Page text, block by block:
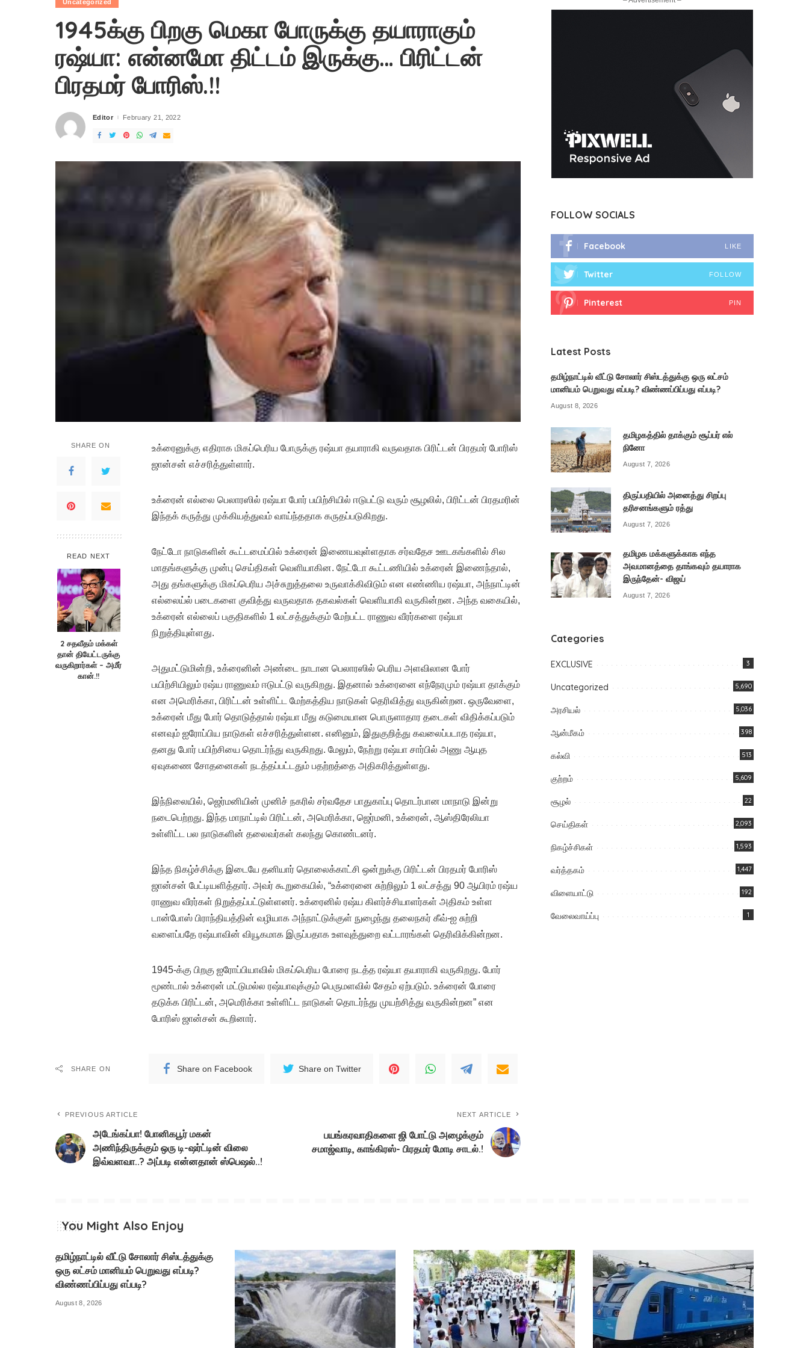
Uncategorized
1945க்கு பிறகு மெகா போருக்கு தயாராகும்
ரஷ்யா: என்னமோ திட்டம் இருக்கு… பிரிட்டன்
பிரதமர் போரிஸ்.!!
Posted
Editor February 21, 2022
SHARE ON
READ NEXT
2 சதவீதம் மக்கள்
தான் தியேட்டருக்கு
வருகிறார்கள் – அமீர்
கான்.!!
உக்ரைனுக்கு எதிராக மிகப்பெரிய போருக்கு ரஷ்யா தயாராகி வருவதாக பிரிட்டன் பிரதமர் போரிஸ்
ஜான்சன் எச்சரித்துள்ளார்.
உக்ரைன் எல்லை பெலாரஸில் ரஷ்யா போர் பயிற்சியில் ஈடுபட்டு வரும் சூழலில், பிரிட்டன் பிரதமரின்
இந்தக் கருத்து முக்கியத்துவம் வாய்ந்ததாக கருதப்படுகிறது.
நேட்டோ நாடுகளின் கூட்டமைப்பில் உக்ரைன் இணையவுள்ளதாக சர்வதேச ஊடகங்களில் சில
மாதங்களுக்கு முன்பு செய்திகள் வெளியாகின. நேட்டோ கூட்டணியில் உக்ரைன் இணைந்தால்,
அது தங்களுக்கு மிகப்பெரிய அச்சுறுத்தலை உருவாக்கிவிடும் என எண்ணிய ரஷ்யா, அந்நாட்டின்
எல்லைய்ல் படைகளை குவித்து வருவதாக தகவல்கள் வெளியாகி வருகின்றன. அந்த வகையில்,
உக்ரைன் எல்லைப் பகுதிகளில் 1 லட்சத்துக்கும் மேற்பட்ட ராணுவ வீரர்களை ரஷ்யா
நிறுத்தியுள்ளது.
அதுமட்டுமின்றி, உக்ரைனின் அண்டை நாடான பெலாரஸில் பெரிய அளவிலான போர்
பயிற்சியிலும் ரஷ்ய ராணுவம் ஈடுபட்டு வருகிறது. இதனால் உக்ரைனை எந்நேரமும் ரஷ்யா தாக்கும்
என அமெரிக்கா, பிரிட்டன் உள்ளிட்ட மேற்கத்திய நாடுகள் தெரிவித்து வருகின்றன. ஒருவேளை,
உக்ரைன் மீது போர் தொடுத்தால் ரஷ்யா மீது கடுமையான பொருளாதார தடைகள் விதிக்கப்படும்
எனவும் ஐரோப்பிய நாடுகள் எச்சரித்துள்ளன. எனினும், இதுகுறித்து கவலைப்படாத ரஷ்யா,
தனது போர் பயிற்சியை தொடர்ந்து வருகிறது. மேலும், நேற்று ரஷ்யா சார்பில் அணு ஆயுத
ஏவுகணை சோதனைகள் நடத்தப்பட்டதும் பதற்றத்தை அதிகரித்துள்ளது.
இந்நிலையில், ஜெர்மனியின் முனிச் நகரில் சர்வதேச பாதுகாப்பு தொடர்பான மாநாடு இன்று
நடைபெற்றது. இந்த மாநாட்டில் பிரிட்டன், அமெரிக்கா, ஜெர்மனி, உக்ரைன், ஆஸ்திரேலியா
உள்ளிட்ட பல நாடுகளின் தலைவர்கள் கலந்து கொண்டனர்.
இந்த நிகழ்ச்சிக்கு இடையே தனியார் தொலைக்காட்சி ஒன்றுக்கு பிரிட்டன் பிரதமர் போரிஸ்
ஜான்சன் பேட்டியளித்தார். அவர் கூறுகையில், “உக்ரைனை சுற்றிலும் 1 லட்சத்து 90 ஆயிரம் ரஷ்ய
ராணுவ வீரர்கள் நிறுத்தப்பட்டுள்ளனர். உக்ரைனில் ரஷ்ய கிளர்ச்சியாளர்கள் அதிகம் உள்ள
டான்போஸ் பிராந்தியத்தின் வழியாக அந்நாட்டுக்குள் நுழைந்து தலைநகர் கீவ்-ஐ சுற்றி
வளைப்பதே ரஷ்யாவின் வியூகமாக இருப்பதாக உளவுத்துறை வட்டாரங்கள் தெரிவிக்கின்றன.
1945-க்கு பிறகு ஐரோப்பியாவில் மிகப்பெரிய போரை நடத்த ரஷ்யா தயாராகி வருகிறது. போர்
மூண்டால் உக்ரைன் மட்டுமல்ல ரஷ்யாவுக்கும் பெருமளவில் சேதம் ஏற்படும். உக்ரைன் போரை
தடுக்க பிரிட்டன், அமெரிக்கா உள்ளிட்ட நாடுகள் தொடர்ந்து முயற்சித்து வருகின்றன” என
போரிஸ் ஜான்சன் கூறினார்.
SHARE ON Share on Facebook Share on Twitter
PREVIOUS ARTICLE
அடேங்கப்பா! போனிகபூர் மகன்
அணிந்திருக்கும் ஒரு டி-ஷர்ட்டின் விலை
இவ்வளவா..? அப்படி என்னதான் ஸ்பெஷல்..!
NEXT ARTICLE
பயங்கரவாதிகளை ஜி போட்டு அழைக்கும்
சமாஜ்வாடி, காங்கிரஸ்- பிரதமர் மோடி சாடல்.!
FOLLOW SOCIALS
Facebook LIKE
Twitter FOLLOW
Pinterest PIN
Latest Posts
தமிழ்நாட்டில் வீட்டு சோலார் சிஸ்டத்துக்கு ஒரு லட்சம்
மானியம் பெறுவது எப்படி? விண்ணப்பிப்பது எப்படி?
August 8, 2026
தமிழகத்தில் தாக்கும் சூப்பர் எல்
நினோ
August 7, 2026
திருப்பதியில் அனைத்து சிறப்பு
தரிசனங்களும் ரத்து
August 7, 2026
தமிழக மக்களுக்காக எந்த
அவமானத்தை தாங்கவும் தயாராக
இருந்தேன்- விஜய்
August 7, 2026
Categories
EXCLUSIVE 3
Uncategorized 5,690
அரசியல் 5,036
ஆன்மீகம் 398
கல்வி 513
குற்றம் 5,609
சூழல் 22
செய்திகள் 2,093
நிகழ்ச்சிகள் 1,593
வர்த்தகம் 1,447
விளையாட்டு 192
வேலைவாய்ப்பு 1
You Might Also Enjoy
தமிழ்நாட்டில் வீட்டு சோலார் சிஸ்டத்துக்கு
ஒரு லட்சம் மானியம் பெறுவது எப்படி?
விண்ணப்பிப்பது எப்படி?
August 8, 2026